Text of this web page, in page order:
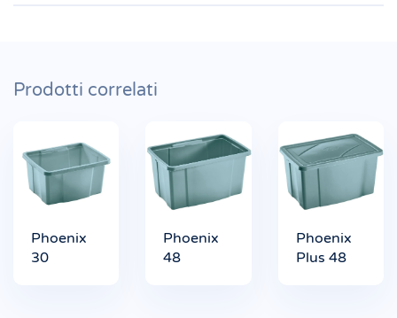
Prodotti correlati
Phoenix
30
Phoenix
48
Phoenix
Plus 48